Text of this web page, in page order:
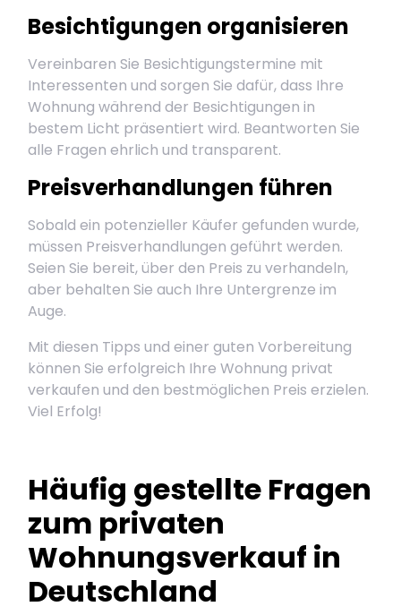
Besichtigungen organisieren
Vereinbaren Sie Besichtigungstermine mit
Interessenten und sorgen Sie dafür, dass Ihre
Wohnung während der Besichtigungen in
bestem Licht präsentiert wird. Beantworten Sie
alle Fragen ehrlich und transparent.
Preisverhandlungen führen
Sobald ein potenzieller Käufer gefunden wurde,
müssen Preisverhandlungen geführt werden.
Seien Sie bereit, über den Preis zu verhandeln,
aber behalten Sie auch Ihre Untergrenze im
Auge.
Mit diesen Tipps und einer guten Vorbereitung
können Sie erfolgreich Ihre Wohnung privat
verkaufen und den bestmöglichen Preis erzielen.
Viel Erfolg!
Häufig gestellte Fragen
zum privaten
Wohnungsverkauf in
Deutschland